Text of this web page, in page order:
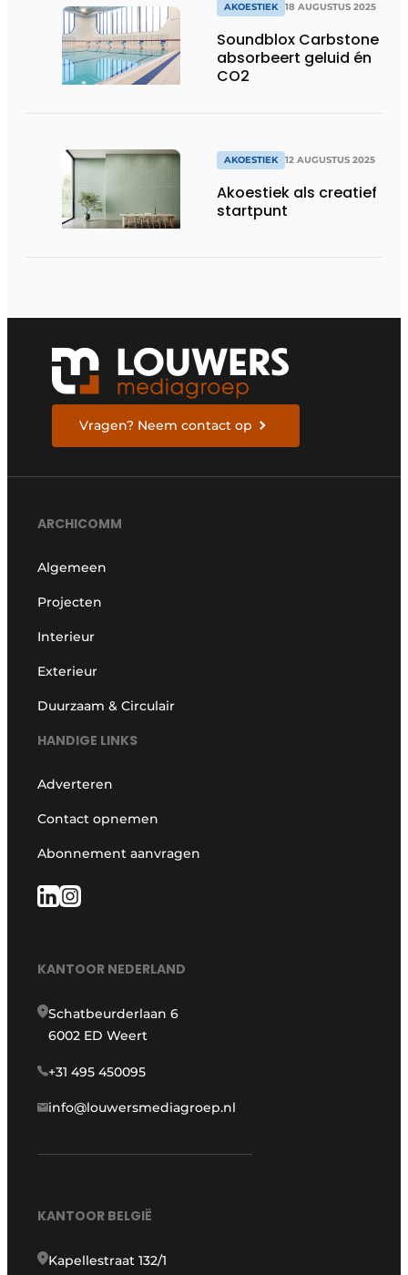
AKOESTIEK 18 AUGUSTUS 2025
Soundblox Carbstone
absorbeert geluid én
CO2
AKOESTIEK 12 AUGUSTUS 2025
Akoestiek als creatief
startpunt
Vragen? Neem contact op
ARCHICOMM
Algemeen
Projecten
Interieur
Exterieur
Duurzaam & Circulair
HANDIGE LINKS
Adverteren
Contact opnemen
Abonnement aanvragen
KANTOOR NEDERLAND
Schatbeurderlaan 6
6002 ED Weert
+31 495 450095
info@louwersmediagroep.nl
KANTOOR BELGIË
Kapellestraat 132/1